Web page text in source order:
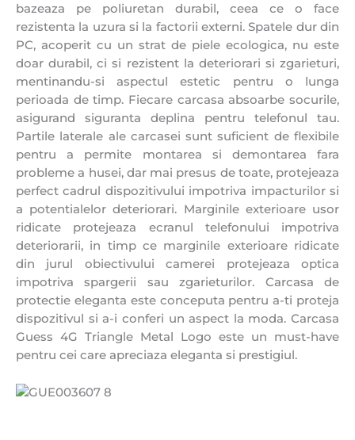
bazeaza pe poliuretan durabil, ceea ce o face
rezistenta la uzura si la factorii externi. Spatele dur din
PC, acoperit cu un strat de piele ecologica, nu este
doar durabil, ci si rezistent la deteriorari si zgarieturi,
mentinandu-si aspectul estetic pentru o lunga
perioada de timp. Fiecare carcasa absoarbe socurile,
asigurand siguranta deplina pentru telefonul tau.
Partile laterale ale carcasei sunt suficient de flexibile
pentru a permite montarea si demontarea fara
probleme a husei, dar mai presus de toate, protejeaza
perfect cadrul dispozitivului impotriva impacturilor si
a potentialelor deteriorari. Marginile exterioare usor
ridicate protejeaza ecranul telefonului impotriva
deteriorarii, in timp ce marginile exterioare ridicate
din jurul obiectivului camerei protejeaza optica
impotriva spargerii sau zgarieturilor. Carcasa de
protectie eleganta este conceputa pentru a-ti proteja
dispozitivul si a-i conferi un aspect la moda. Carcasa
Guess 4G Triangle Metal Logo este un must-have
pentru cei care apreciaza eleganta si prestigiul.